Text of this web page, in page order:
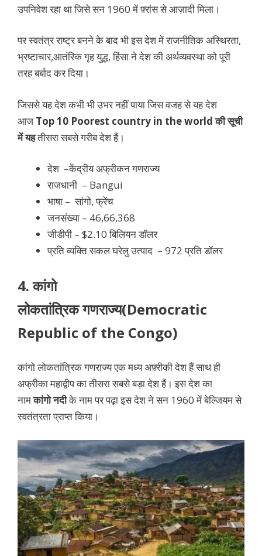
उपनिवेश रहा था जिसे सन 1960 में फ़्रांस से आज़ादी मिला।
पर स्वतंत्र राष्ट्र बनने के बाद भी इस देश में राजनीतिक अस्थिरता,
भ्रष्टाचार,आतंरिक गृह युद्ध, हिंसा ने देश की अर्थव्यवस्था को पूरी
तरह बर्बाद कर दिया।
जिससे यह देश कभी भी उभर नहीं पाया जिस वजह से यह देश
आज Top 10 Poorest country in the world की सूची
में यहतीसरा सबसे गरीब देश हैं।
देश –केंद्रीय अफ्रीकन गणराज्य
राजधानी – Bangui
भाषा – सांगो, फ्रेंच
जनसंख्या – 46,66,368
जीडीपी – $2.10 बिलियन डॉलर
प्रति व्यक्ति सकल घरेलु उत्पाद – 972 प्रति डॉलर
4. कांगो
लोकतांत्रिकगणराज्य(Democratic
Republic of the Congo)
कांगो लोकतांत्रिक गणराज्य एक मध्य अफ़्रीकी देश हैं साथ ही
अफ्रीका महाद्वीप का तीसरा सबसे बड़ा देश हैं। इस देश का
नामकांगो नदीके नाम पर पढ़ा इस देश ने सन 1960 में बेल्जियम से
स्वतंत्रता प्राप्त किया।